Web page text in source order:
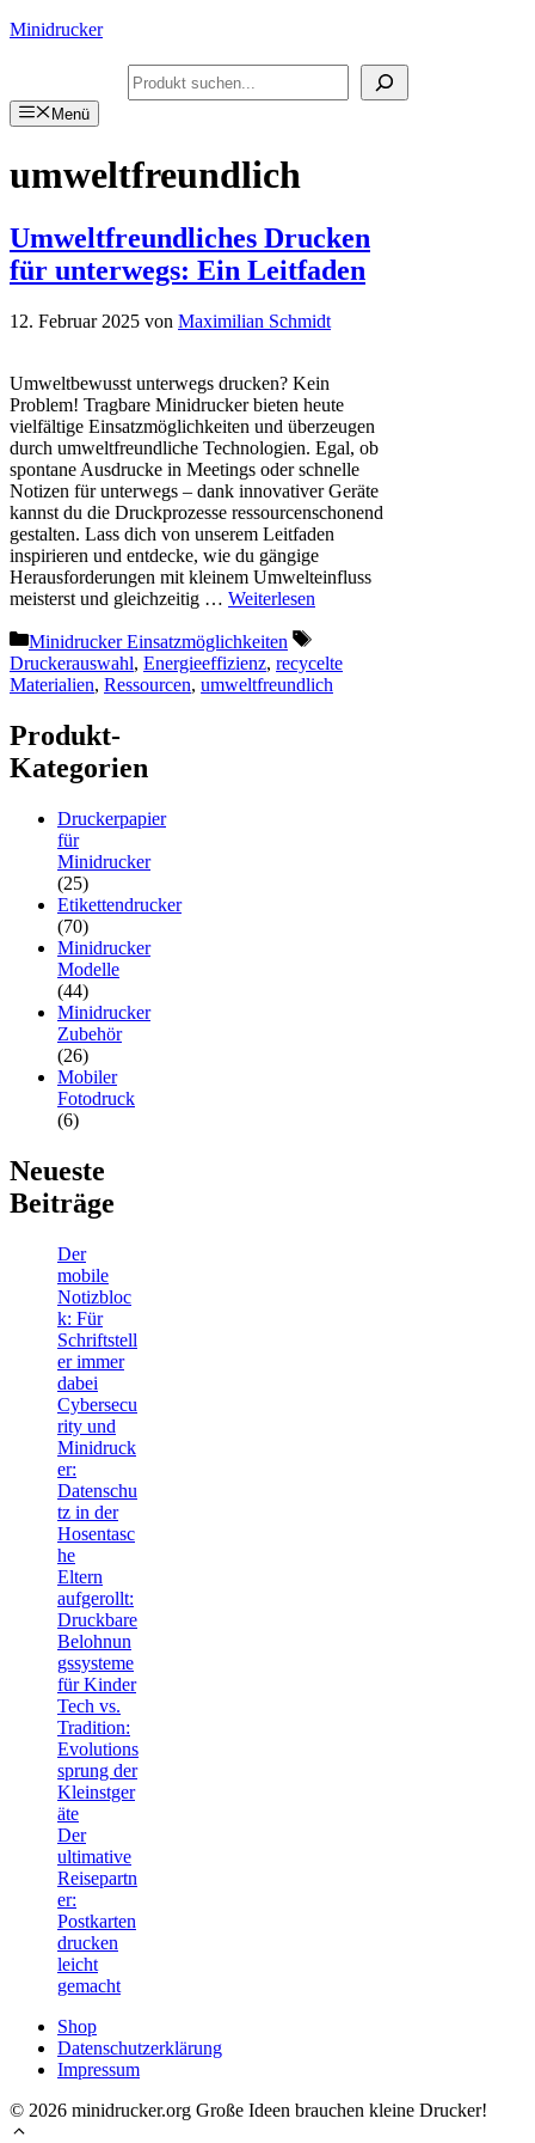
Zum
Minidrucker
Suchen
Menü
umweltfreundlich
Umweltfreundliches Drucken
für unterwegs: Ein Leitfaden
12. Februar 2025 von Maximilian Schmidt
Umweltbewusst unterwegs drucken? Kein
Problem! Tragbare Minidrucker bieten heute
vielfältige Einsatzmöglichkeiten und überzeugen
durch umweltfreundliche Technologien. Egal, ob
spontane Ausdrucke in Meetings oder schnelle
Notizen für unterwegs – dank innovativer Geräte
kannst du die Druckprozesse ressourcenschonend
gestalten. Lass dich von unserem Leitfaden
inspirieren und entdecke, wie du gängige
Herausforderungen mit kleinem Umwelteinfluss
meisterst und gleichzeitig … Weiterlesen
Kategorien
Minidrucker Einsatzmöglichkeiten
Schlagwörter
Druckerauswahl, Energieeffizienz, recycelte
Materialien, Ressourcen, umweltfreundlich
Produkt-
Kategorien
Druckerpapier
für
Minidrucker
(25)
Etikettendrucker
(70)
Minidrucker
Modelle
(44)
Minidrucker
Zubehör
(26)
Mobiler
Fotodruck
(6)
Neueste
Beiträge
Der
mobile
Notizbloc
k: Für
Schriftstell
er immer
dabei
Cybersecu
rity und
Minidruck
er:
Datenschu
tz in der
Hosentasc
he
Eltern
aufgerollt:
Druckbare
Belohnun
gssysteme
für Kinder
Tech vs.
Tradition:
Evolutions
sprung der
Kleinstger
äte
Der
ultimative
Reisepartn
er:
Postkarten
drucken
leicht
gemacht
Shop
Datenschutzerklärung
Impressum
© 2026 minidrucker.org Große Ideen brauchen kleine Drucker!